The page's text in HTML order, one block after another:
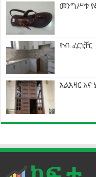
መንግሥቱ
ዮብ ፈርኒቸር
አልአዛር